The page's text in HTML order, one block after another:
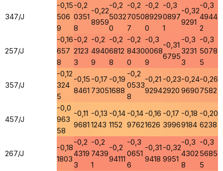
347/J
-0,15
506
9
-0,2
0351
8
-0,22
8959
-0,2
5032
0
-0,2
7050
7
-0,2
8929
0
-0,3
0897
1
-0,32
9291
-0,3
4944
2
257/J
-0,16
657
8
-0,2
2123
3
-0,2
4940
9
-0,2
6812
8
-0,2
8430
0
-0,3
0068
9
-0,31
6795
-0,3
3231
3
-0,3
5078
5
357/J
-0,12
324
5
-0,15
8461
-0,17
7305
-0,19
1688
-0,2
0533
8
-0,21
9294
-0,23
2920
-0,24
9690
-0,26
7582
457/J
-0,0
963
58
-0,11
9681
-0,13
1243
-0,14
1152
-0,14
9762
-0,16
1626
-0,17
3996
-0,18
9184
-0,20
6238
267/J
-0,18
1803
-0,2
4319
3
-0,2
7439
1
-0,2
94111
-0,3
0651
6
-0,31
9418
-0,32
9951
-0,3
4302
8
-0,3
5685
5